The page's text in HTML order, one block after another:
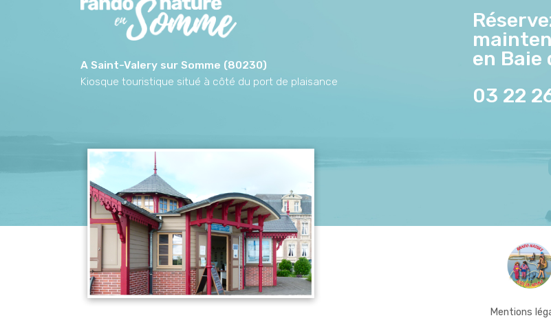
A Saint-Valery sur Somme (80230)
Kiosque touristique situé à côté du port de plaisance
en Baie
03 22
Mentions